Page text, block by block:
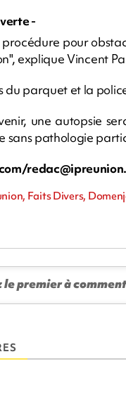
-
procédure pour
explique Vincent
du parquet et la
une autopsie
sans pathologie
Faits Divers,